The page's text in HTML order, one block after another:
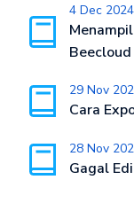
4 Dec 2024
Beecloud
29 Nov
Cara
28 Nov
Gagal